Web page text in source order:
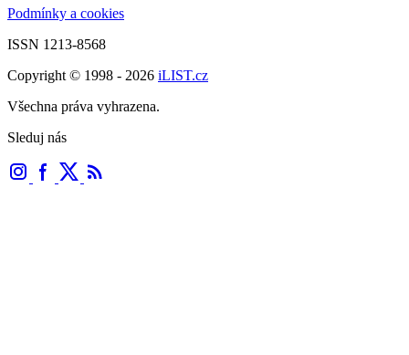
Podmínky a cookies
ISSN 1213-8568
Copyright © 1998 - 2026 iLIST.cz
Všechna práva vyhrazena.
Sleduj nás